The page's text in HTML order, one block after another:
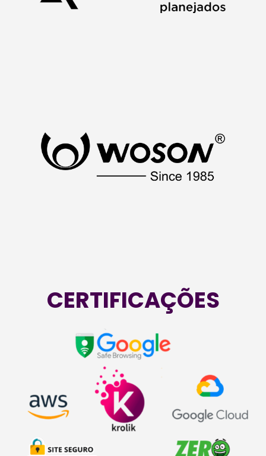
CERTIFICAÇÕES